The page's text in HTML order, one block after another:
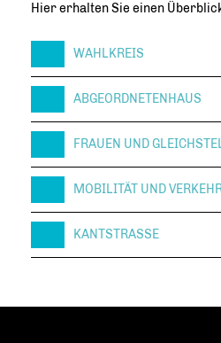
Hier erhalten Sie einen
WAHLKREIS
ABGEORDNETENHAUS
FRAUEN UND
MOBILITÄT UND
KANTSTRASSE